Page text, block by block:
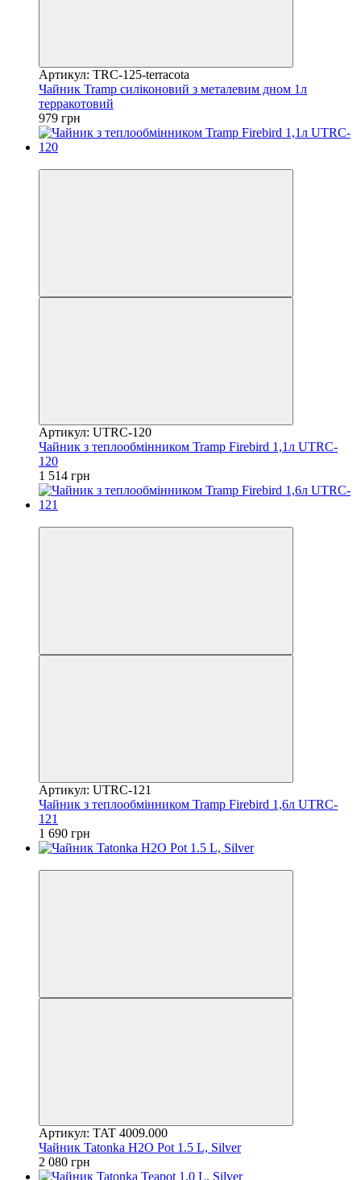
Артикул: TRC-125-terracota
Чайник Tramp силіконовий з металевим дном 1л
терракотовий
979 грн
Артикул: UTRC-120
Чайник з теплообмінником Tramp Firebird 1,1л UTRC-
120
1 514 грн
Артикул: UTRC-121
Чайник з теплообмінником Tramp Firebird 1,6л UTRC-
121
1 690 грн
Артикул: TAT 4009.000
Чайник Tatonka H2O Pot 1.5 L, Silver
2 080 грн